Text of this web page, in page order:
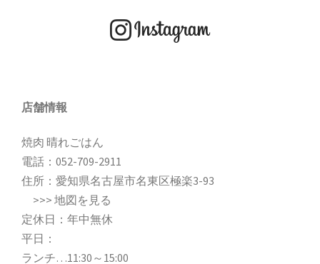
店舗情報
焼肉 晴れごはん
電話： 052-709-2911
住所：愛知県名古屋市名東区極楽3-93
>>> 地図を見る
定休日：年中無休
平日：
ランチ…11:30～15:00